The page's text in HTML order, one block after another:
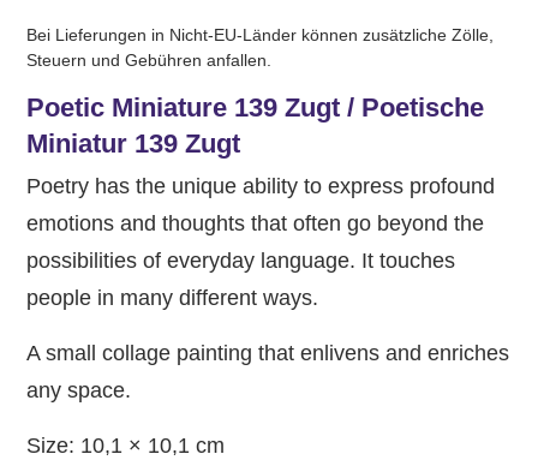
Bei Lieferungen in Nicht-EU-Länder können zusätzliche Zölle,
Steuern und Gebühren anfallen.
Poetic Miniature 139 Zugt / Poetische
Miniatur 139 Zugt
Poetry has the unique ability to express profound
emotions and thoughts that often go beyond the
possibilities of everyday language. It touches
people in many different ways.
A small collage painting that enlivens and enriches
any space.
Size: 10,1 × 10,1 cm